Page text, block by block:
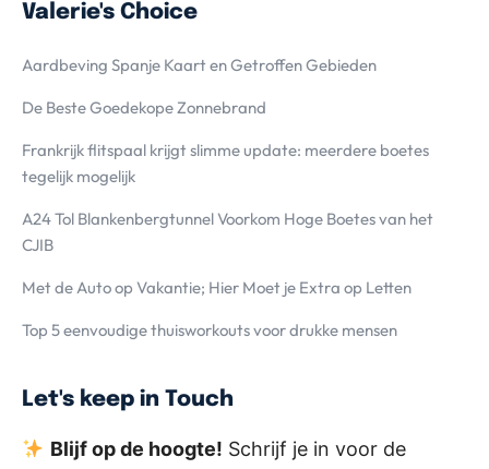
Valerie's Choice
Aardbeving Spanje Kaart en Getroffen Gebieden
De Beste Goedekope Zonnebrand
Frankrijk flitspaal krijgt slimme update: meerdere boetes
tegelijk mogelijk
A24 Tol Blankenbergtunnel Voorkom Hoge Boetes van het
CJIB
Met de Auto op Vakantie; Hier Moet je Extra op Letten
Top 5 eenvoudige thuisworkouts voor drukke mensen
Let's keep in Touch
Blijf op de hoogte! Schrijf je in voor de